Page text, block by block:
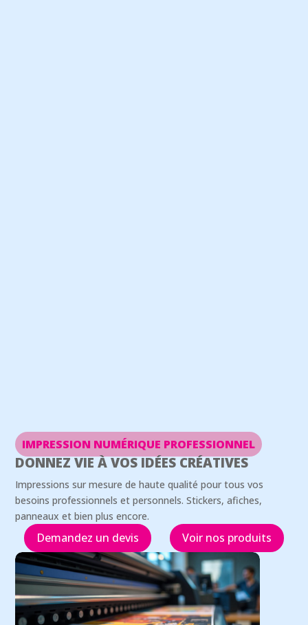
IMPRESSION NUMÉRIQUE PROFESSIONNEL
DONNEZ VIE À VOS IDÉES CRÉATIVES
Impressions sur mesure de haute qualité pour tous vos
besoins professionnels et personnels. Stickers, afiches,
panneaux et bien plus encore.
Demandez un devis Voir nos produits